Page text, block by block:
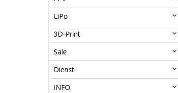
LiPo
3D-Print
Sale
Dienst
INFO